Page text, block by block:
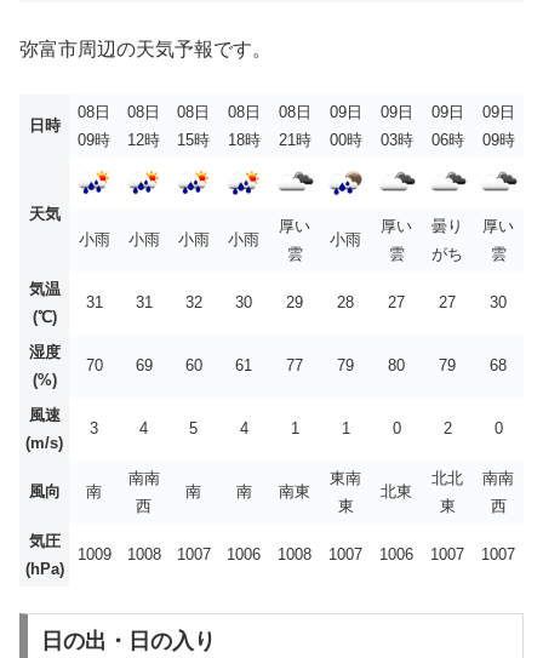
弥富市周辺の天気予報です。
日時
08日
09時
08日
12時
08日
15時
08日
18時
08日
21時
09日
00時
09日
03時
09日
06時
09日
09時
天気
小雨
小雨 小雨 小雨
厚い
雲
小雨
厚い
雲
曇り
がち
厚い
雲
気温
(℃)
31 31 32 30 29 28 27 27 30
湿度
(%)
70 69 60 61 77 79 80 79 68
風速
(m/s)
3 4 5 4 1 1 0 2 0
風向 南
南南
西
南 南 南東
東南
東
北東
北北
東
南南
西
気圧
(hPa)
1009 1008 1007 1006 1008 1007 1006 1007 1007
日の出・日の入り